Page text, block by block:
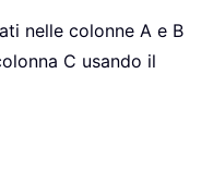
nelle colonne A e B
C usando il